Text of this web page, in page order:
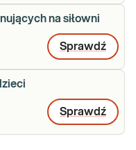
na siłowni
Sprawdź
Sprawdź